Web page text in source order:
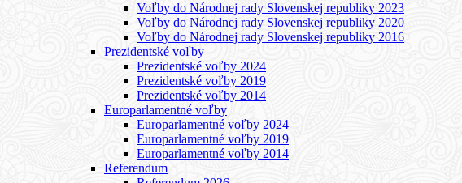
Voľby do Národnej rady Slovenskej republiky 2023
Voľby do Národnej rady Slovenskej republiky 2020
Voľby do Národnej rady Slovenskej republiky 2016
Prezidentské voľby
Prezidentské voľby 2024
Prezidentské voľby 2019
Prezidentské voľby 2014
Europarlamentné voľby
Europarlamentné voľby 2024
Europarlamentné voľby 2019
Europarlamentné voľby 2014
Referendum